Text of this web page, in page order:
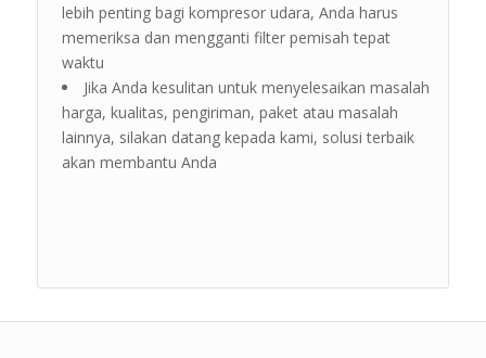
lebih penting bagi kompresor udara, Anda harus
memeriksa dan mengganti filter pemisah tepat
waktu
Jika Anda kesulitan untuk menyelesaikan masalah
harga, kualitas, pengiriman, paket atau masalah
lainnya, silakan datang kepada kami, solusi terbaik
akan membantu Anda